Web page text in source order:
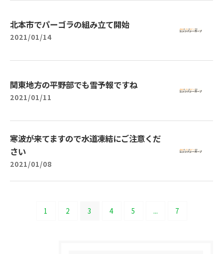
北本市でパーゴラの組み立て開始
2021/01/14
関東地方の平野部でも雪予報ですね
2021/01/11
寒波が来てますので水道凍結にご注意くだ
さい
2021/01/08
1 2 3 4 5 ... 7